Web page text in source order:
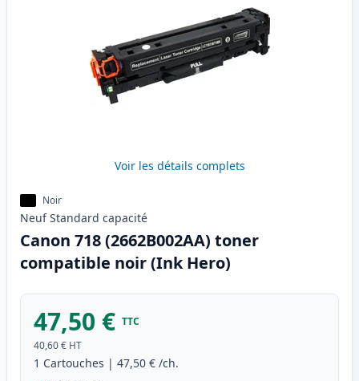
Voir les détails complets
Noir
Neuf Standard capacité
Canon 718 (2662B002AA) toner
compatible noir (Ink Hero)
47,50 € TTC
40,60 € HT
1 Cartouches | 47,50 € /ch.